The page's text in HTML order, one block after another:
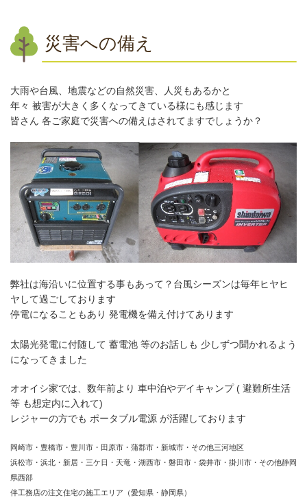
災害への備え
大雨や台風、地震などの自然災害、人災もあるかと
年々 被害が大きく多くなってきている様にも感じます
皆さん 各ご家庭で災害への備えはされてますでしょうか？
弊社は海沿いに位置する事もあって？台風シーズンは毎年ヒヤヒ
ヤして過ごしております
停電になることもあり 発電機を備え付けてあります
太陽光発電に付随して 蓄電池 等のお話しも 少しずつ聞かれるよう
になってきました
オオイシ家では、数年前より 車中泊やデイキャンプ ( 避難所生活
等 も想定内に入れて)
レジャーの方でも ポータブル電源 が活躍しております
岡崎市・豊橋市・豊川市・田原市・蒲郡市・新城市・その他三河地区
浜松市・浜北・新居・三ケ日・天竜・湖西市・磐田市・袋井市・掛川市・その他静岡
県西部
伴工務店の注文住宅の施工エリア（愛知県・静岡県）